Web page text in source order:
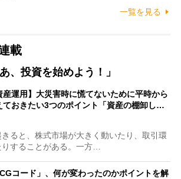
一覧を見る
載
、投資を始めよう！」
産運用】大災害時に慌てないために平時から
ておきたい3つのポイント「資産の棚卸し…
ると、株式市場が大きく動いたり、取引環
することがある。一方…
コード」、何が変わったのかポイントを解